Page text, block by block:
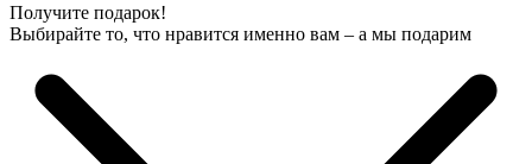
Получите подарок!
Выбирайте то, что нравится именно вам – а мы подарим